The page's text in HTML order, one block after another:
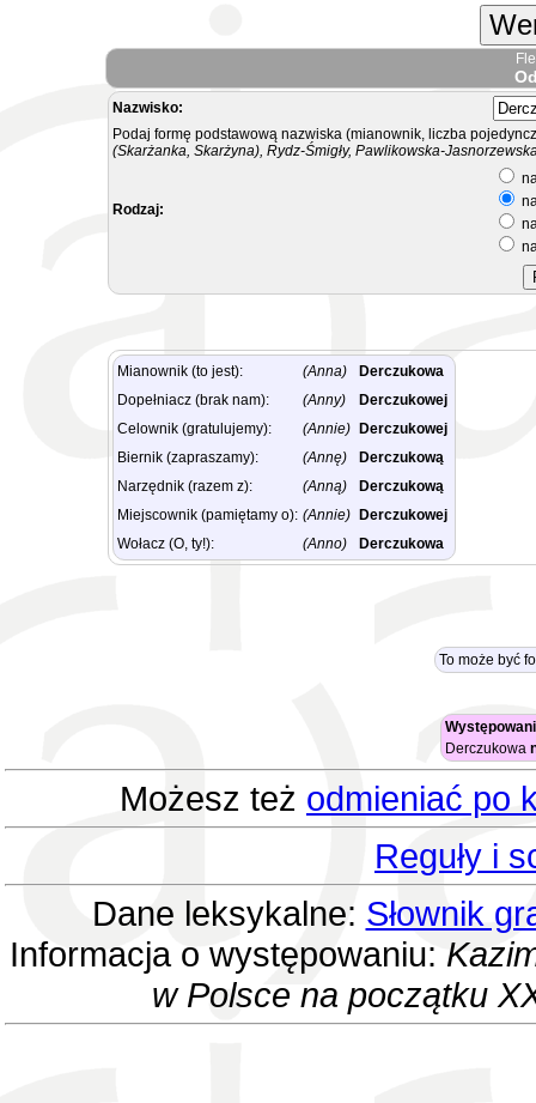
Nazwisko:
Podaj formę podstawową nazwiska (mianownik, liczba
(Skarżanka, Skarżyna), Rydz-Śmigły, Pawlikowska-
Rodzaj:
Mianownik (to jest): (Anna)
Derczukowa
Dopełniacz (brak nam):
(Anny)
Derczukowej
Celownik (gratulujemy):
(Annie)
Derczukowej
Biernik (zapraszamy):
(Annę)
Derczukową
Narzędnik (razem z):
(Anną)
Derczukową
Miejscownik (pamiętamy o): (Annie)
Derczukowej
Wołacz (O, ty!):
(Anno) Derczukowa
To może być
Derczukowa
Możesz też odmieniać po
Reguły i
Dane leksykalne: Słownik
Informacja o występowaniu:
w Polsce na początku